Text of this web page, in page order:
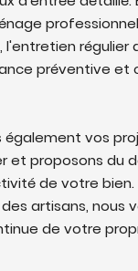
l'entretien régulier
préventive et
également vos
et proposons du
de votre
artisans, nous
de votre